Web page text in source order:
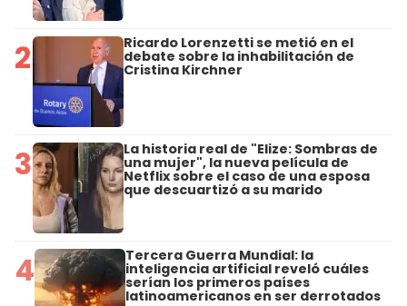
2 Ricardo Lorenzetti se metió en el
debate sobre la inhabilitación de
Cristina Kirchner
3 La historia real de "Elize: Sombras de
una mujer", la nueva película de
Netflix sobre el caso de una esposa
que descuartizó a su marido
4 Tercera Guerra Mundial: la
inteligencia artificial reveló cuáles
serían los primeros países
latinoamericanos en ser derrotados